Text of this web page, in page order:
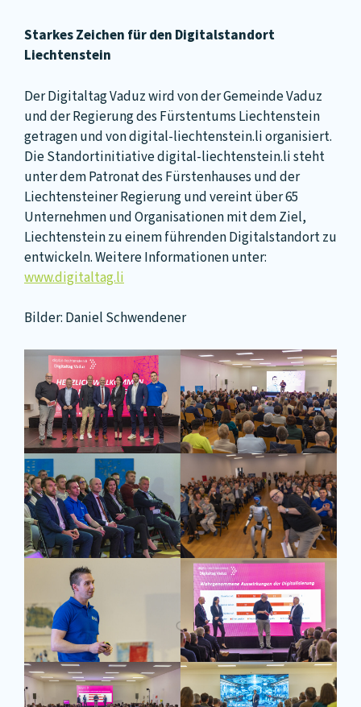
Starkes Zeichen für den Digitalstandort
Liechtenstein
Der Digitaltag Vaduz wird von der Gemeinde Vaduz
und der Regierung des Fürstentums Liechtenstein
getragen und von digital-liechtenstein.li organisiert.
Die Standortinitiative digital-liechtenstein.li steht
unter dem Patronat des Fürstenhauses und der
Liechtensteiner Regierung und vereint über 65
Unternehmen und Organisationen mit dem Ziel,
Liechtenstein zu einem führenden Digitalstandort zu
entwickeln. Weitere Informationen unter:
www.digitaltag.li
Bilder: Daniel Schwendener